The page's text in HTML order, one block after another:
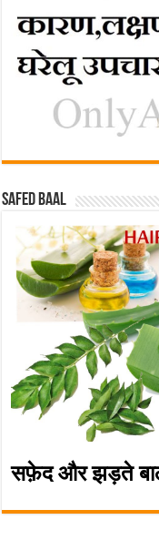
Safed baal
सफ़ेद और झड़ते